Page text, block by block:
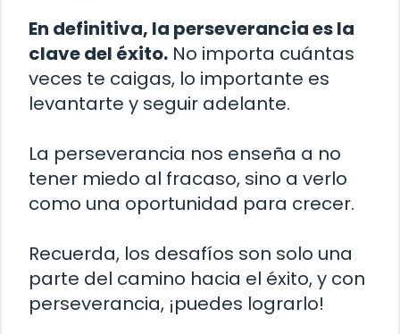
En definitiva, la perseverancia es la
clave del éxito. No importa cuántas
veces te caigas, lo importante es
levantarte y seguir adelante.
La perseverancia nos enseña a no
tener miedo al fracaso, sino a verlo
como una oportunidad para crecer.
Recuerda, los desafíos son solo una
parte del camino hacia el éxito, y con
perseverancia, ¡puedes lograrlo!